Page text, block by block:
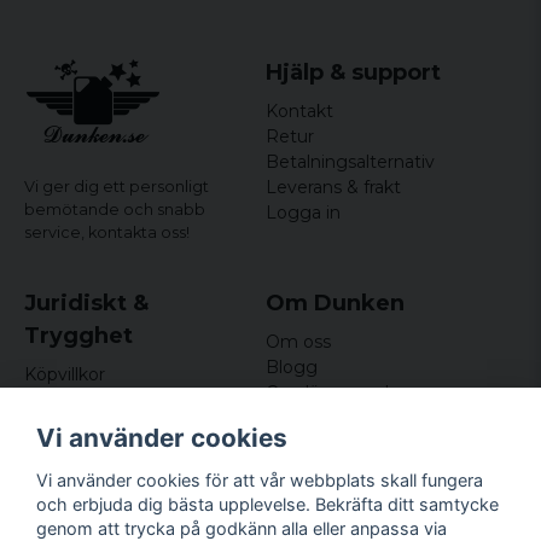
Vi ger dig ett personligt
bemötande och snabb
service, kontakta oss!
Hjälp & support
Kontakt
Retur
Betalningsalternativ
Leverans & frakt
Logga in
Juridiskt &
Trygghet
Köpvillkor
Om cookies
Om Dunken
Om oss
Blogg
Omdömen och
Nyhetsbrev
Kundklubb
Företagsuppgifter
Vi använder cookies
Vi använder cookies för att vår webbplats skall fungera
och erbjuda dig bästa upplevelse. Bekräfta ditt samtycke
genom att trycka på godkänn alla eller anpassa via